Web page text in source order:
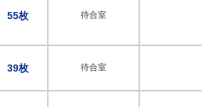
55枚 待合室
39枚 待合室